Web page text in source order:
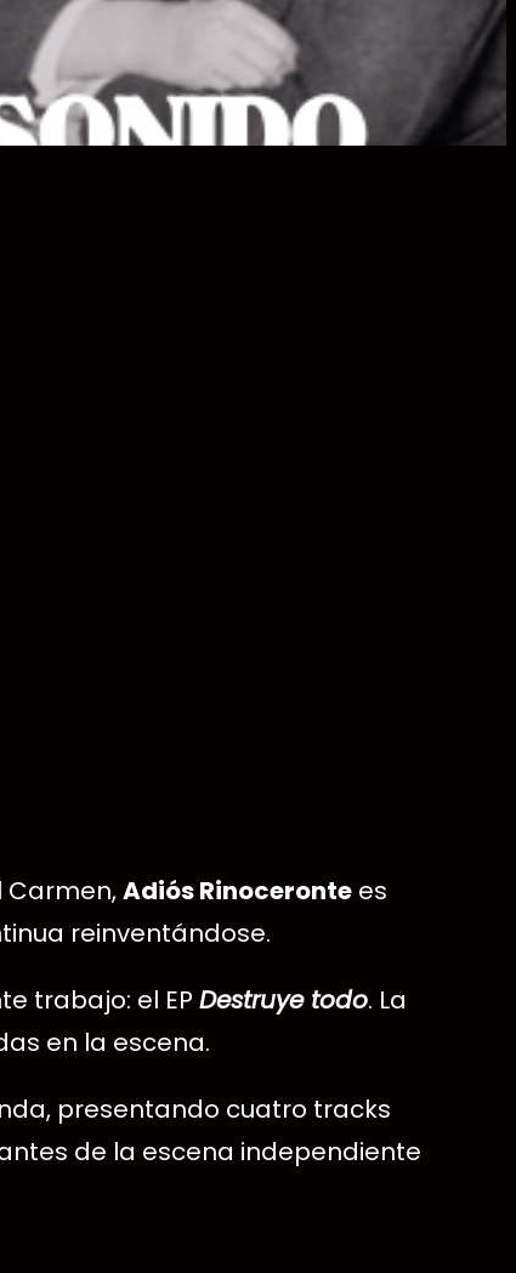
Carmen,Adiós Rinoceronte es
reinventándose.
trabajo: el EPDestruye todo. La
en la escena.
presentando cuatro tracks
de la escena independiente